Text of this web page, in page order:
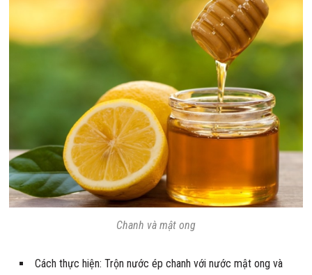
Chanh và mật ong
Cách thực hiện: Trộn nước ép chanh với nước mật ong và